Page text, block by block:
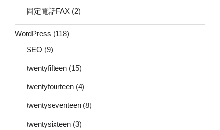
固定電話FAX (2)
WordPress (118)
SEO (9)
twentyfifteen (15)
twentyfourteen (4)
twentyseventeen (8)
twentysixteen (3)